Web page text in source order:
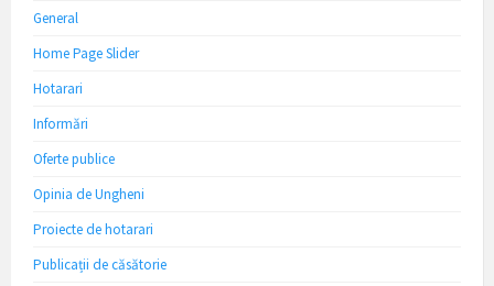
General
Home Page Slider
Hotarari
Informări
Oferte publice
Opinia de Ungheni
Proiecte de hotarari
Publicații de căsătorie